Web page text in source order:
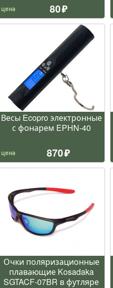
цена 80
Весы Ecopro электронные
с фонарем EPHN-40
цена 870
Очки поляризационные
плавающие Kosadaka
SGTACF-07BR в футляре